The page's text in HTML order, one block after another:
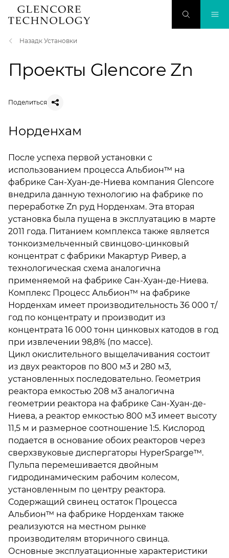
Назадк Установки
Проекты Glencore Zn
Поделиться
Норденхам
После успеха первой установки с
использованием процесса Альбион™ на
фабрике Сан-Хуан-де-Ниева компания Glencore
внедрила данную технологию на фабрике по
переработке Zn руд Норденхам. Эта вторая
установка была пущена в эксплуатацию в марте
2011 года. Питанием комплекса также является
тонкоизмельченный свинцово-цинковый
концентрат с фабрики Макартур Ривер, а
технологическая схема аналогична
применяемой на фабрике Сан-Хуан-де-Ниева.
Комплекс Процесс Альбион™ на фабрике
Норденхам имеет производительность 36 000 т/
год по концентрату и производит из
концентрата 16 000 тонн цинковых катодов в год
при извлечении 98,8% (по массе).
Цикл окислительного выщелачивания состоит
из двух реакторов по 800 м3 и 280 м3,
установленных последовательно. Геометрия
реактора емкостью 208 м3 аналогична
геометрии реактора на фабрике Сан-Хуан-де-
Ниева, а реактор емкостью 800 м3 имеет высоту
11,5 м и размерное соотношение 1:5. Кислород
подается в основание обоих реакторов через
сверхзвуковые диспергаторы HyperSparge™.
Пульпа перемешивается двойным
гидродинамическим рабочим колесом,
установленным по центру реактора.
Содержащий свинец остаток Процесса
Альбион™ на фабрике Норденхам также
реализуются на местном рынке
производителям вторичного свинца.
Основные эксплуатационные характеристики